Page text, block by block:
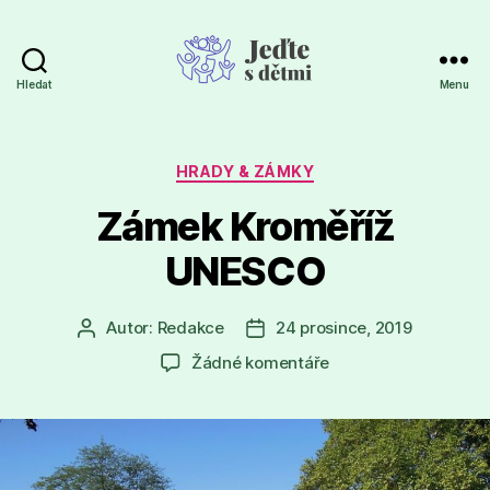
Hledat Menu
Rubriky
HRADY & ZÁMKY
Zámek Kroměříž
UNESCO
Autor
příspěvku
Autor: Redakce
Datum
příspěvku
24 prosince, 2019
Žádné komentářeu
názvem
Zámek
Kroměříž